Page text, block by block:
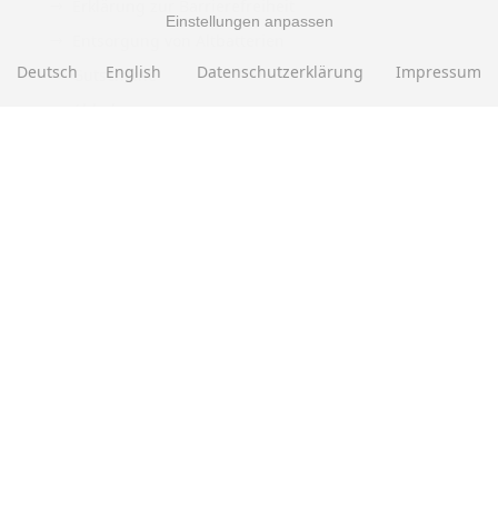
Gutscheine
Einstellungen anpassen
Deutsch English Datenschutzerklärung Impressum